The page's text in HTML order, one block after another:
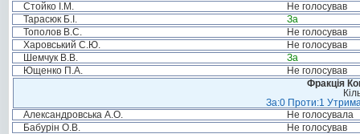
Стойко І.М.
Не голосував
Тарасюк Б.І.
За
Тополов В.С.
Не голосував
Харовський С.Ю.
Не голосував
Шемчук В.В.
За
Ющенко П.А.
Не голосував
Фракція
За:0 Проти:1
Александровська А.О.
Не голосувала
Бабурін О.В.
Не голосував